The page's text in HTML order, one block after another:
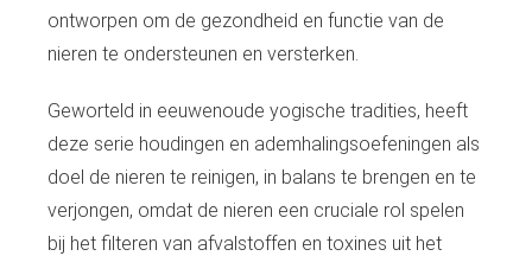
ontworpen om de gezondheid en functie van de
nieren te ondersteunen en versterken.
Geworteld in eeuwenoude yogische tradities, heeft
deze serie houdingen en ademhalingsoefeningen als
doel de nieren te reinigen, in balans te brengen en te
verjongen, omdat de nieren een cruciale rol spelen
bij het filteren van afvalstoffen en toxines uit het